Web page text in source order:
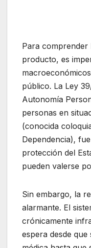
Para comprender
producto, es
público. La Ley
Autonomía
personas en
(conocida
Dependencia),
protección del
pueden valerse
Sin embargo, la
alarmante. El
crónicamente
espera desde